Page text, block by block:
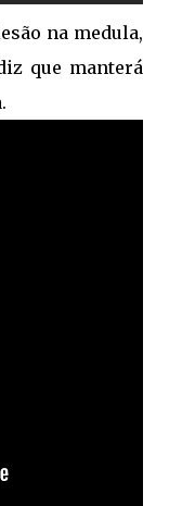
na medula,
que manterá